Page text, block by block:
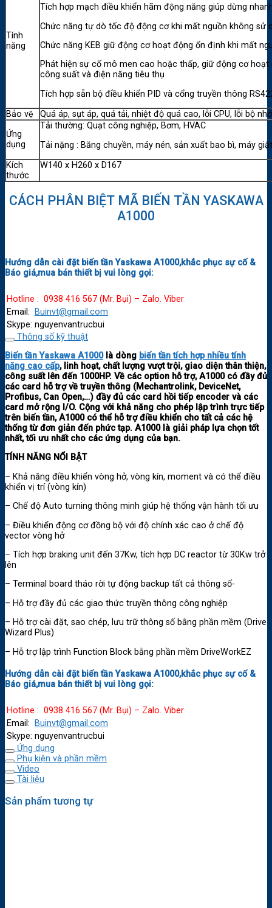
Tính
năng
Tích hợp mạch điều khiển hãm động năng giúp dừng
Chức năng tự dò tốc độ động cơ khi mất nguồn không sử
Chức năng KEB giữ động cơ hoạt động ổn định khi mất
Phát hiện sự cố mô men cao hoặc thấp, giữ động cơ
công suất và điện năng tiêu thụ
Tích hợp sẵn bộ điều khiển PID và cổng truyền thông
Bảo vệ
Quá áp, sụt áp, quá tải, nhiệt độ quá cao, lỗi CPU, lỗi bộ
Ứng
dụng
Tải thường: Quạt công nghiệp, Bơm, HVAC
Tải nặng : Băng chuyền, máy nén, sản xuất bao bì, máy
Kích
thước
W140 x H260 x D167
CÁCH PHÂN BIỆT MÃ BIẾN TẦN YASKAWA
A1000
Hướng dẫn cài đặt biến tần Yaskawa A1000,khắc phục sự cố &
Báo giá,mua bán thiết bị vui lòng gọi:
Hotline : 0938 416 567 (Mr. Bụi) – Zalo. Viber
Email:
Buinvt@gmail.com
Skype: nguyenvantrucbui
Thông số kỹ thuật
Biến tần Yaskawa A1000là dòng biến tần tích hợp nhiều tính
năng cao cấp, linh hoạt, chất lượng vượt trội, giao diện thân thiện,
công suất lên đến 1000HP. Về các option hỗ trợ, A1000 có đầy đủ
các card hỗ trợ về truyền thông (Mechantrolink, DeviceNet,
Profibus, Can Open,…) đầy đủ các card hồi tiếp encoder và các
card mở rộng I/O. Cộng với khả năng cho phép lập trình trực tiếp
trên biến tần, A1000 có thể hỗ trợ điều khiển cho tất cả các hệ
thống từ đơn giản đến phức tạp. A1000 là giải pháp lựa chọn tốt
nhất, tối ưu nhất cho các ứng dụng của bạn.
TÍNH NĂNG NỔI BẬT
– Khả năng điều khiển vòng hở, vòng kín, moment và có thể điều
khiển vị trí (vòng kín)
– Chế độ Auto turning thông minh giúp hệ thống vận hành tối ưu
– Điều khiển động cơ đồng bộ với độ chính xác cao ở chế độ
vector vòng hở
– Tích hợp braking unit đến 37Kw, tích hợp DC reactor từ 30Kw trở
lên
– Terminal board tháo rời tự động backup tất cả thông số-
– Hỗ trợ đầy đủ các giao thức truyền thông công nghiệp
– Hỗ trợ cài đặt, sao chép, lưu trữ thông số bằng phần mềm (Drive
Wizard Plus)
– Hỗ trợ lập trình Function Block bằng phần mềm DriveWorkEZ
Hướng dẫn cài đặt biến tần Yaskawa A1000,khắc phục sự cố &
Báo giá,mua bán thiết bị vui lòng gọi:
Hotline : 0938 416 567 (Mr. Bụi) – Zalo. Viber
Email:
Buinvt@gmail.com
Skype: nguyenvantrucbui
Ứng dụng
Phụ kiện và phần mềm
Video
Tài liệu
Sản phẩm tương tự